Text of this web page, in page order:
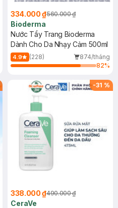
334.000 ₫560.000 ₫
Bioderma
Nước Tẩy Trang Bioderma
Dành Cho Da Nhạy Cảm 500ml
4.9 (228)
874/tháng
82%
-31 %
338.000 ₫490.000 ₫
CeraVe